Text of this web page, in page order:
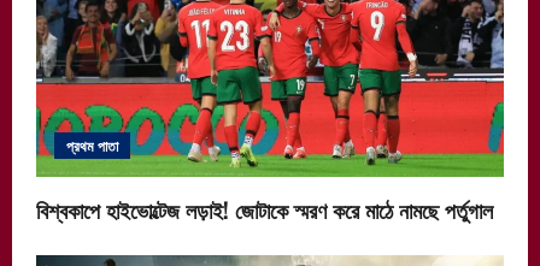
প্রথম পাতা
বিশ্বকাপে হাইভোল্টেজ লড়াই! জোটাকে স্মরণ করে মাঠে নামছে পর্তুগাল